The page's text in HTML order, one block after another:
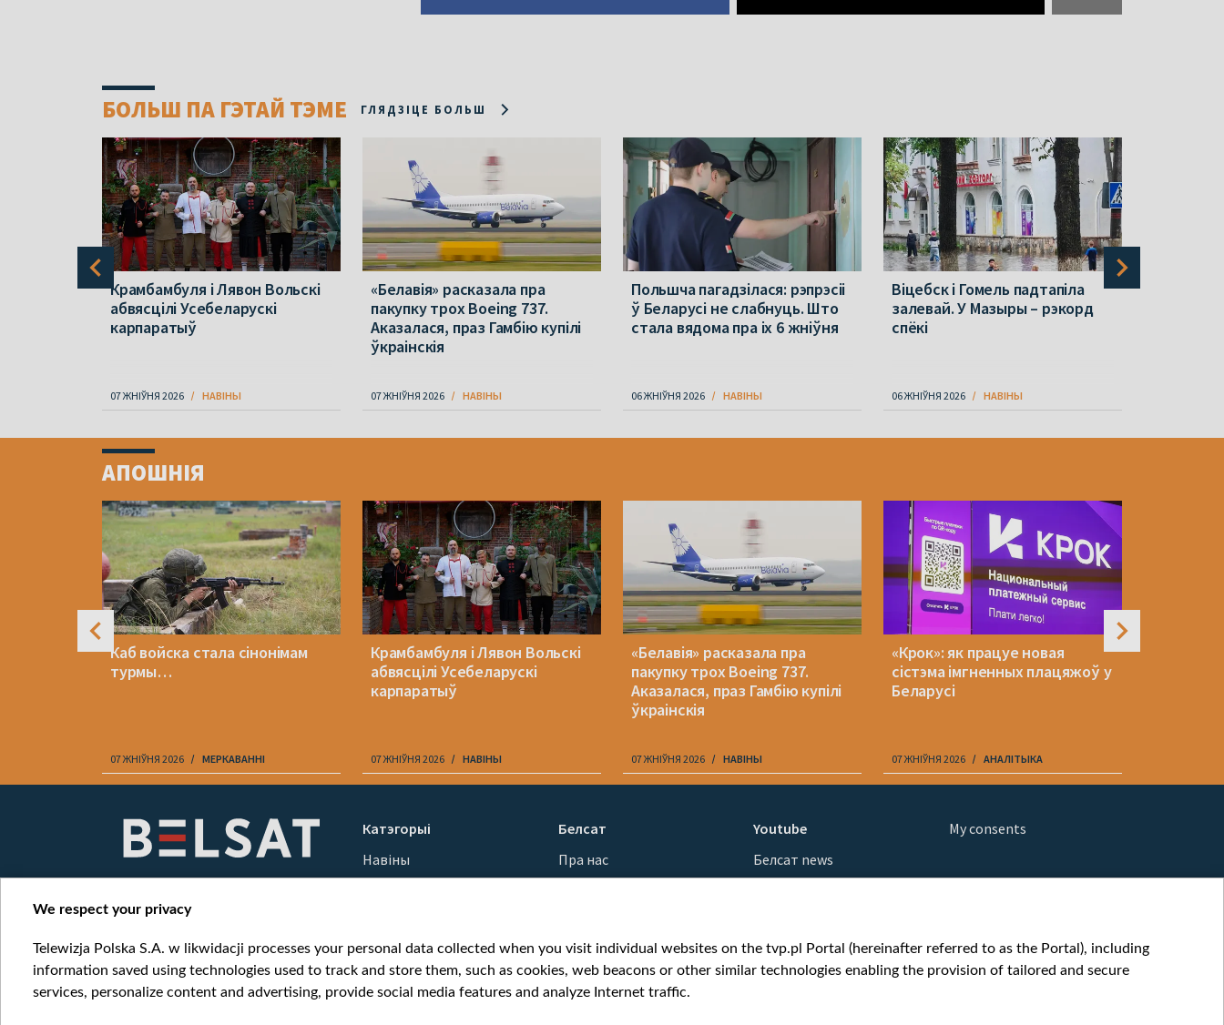
БОЛЬШ ПА ГЭТАЙ ТЭМЕ ГЛЯДЗІЦЕ БОЛЬШ
Крамбамбуля і Лявон Вольскі
абвясцілі Усебеларускі
карпаратыў
07 ЖНІЎНЯ 2026 НАВІНЫ
«Белавія» расказала пра
пакупку трох Boeing 737.
Аказалася, праз Гамбію купілі
ўкраінскія
07 ЖНІЎНЯ 2026 НАВІНЫ
Польшча пагадзілася: рэпрэсіі
ў Беларусі не слабнуць. Што
стала вядома пра іх 6 жніўня
06 ЖНІЎНЯ 2026 НАВІНЫ
Віцебск і Гомель падтапіла
залевай. У Мазыры – рэкорд
спёкі
06 ЖНІЎНЯ 2026 НАВІНЫ
ofАПОШНІЯ
Каб войска стала сінонімам
турмы…
07 ЖНІЎНЯ 2026 МЕРКАВАННI
Крамбамбуля і Лявон Вольскі
абвясцілі Усебеларускі
карпаратыў
07 ЖНІЎНЯ 2026 НАВІНЫ
«Белавія» расказала пра
пакупку трох Boeing 737.
Аказалася, праз Гамбію купілі
ўкраінскія
07 ЖНІЎНЯ 2026 НАВІНЫ
«Крок»: як працуе новая
сістэма імгненных плацяжоў у
Беларусі
07 ЖНІЎНЯ 2026 АНАЛІТЫКА
Катэгорыі
Навіны
Вайна
Белсат
Пра нас
Кантакты
Як нас глядзець
Узнагароды
Міжнародная супраца
Youtube
Белсат news
Белсат Shorts
Belsat English
Biełsat PL
My consents
We respect your privacy
Telewizja Polska S.A. w likwidacji processes your personal data collected when you visit individual websites on the tvp.pl Portal (hereinafter referred to as the Portal), including
information saved using technologies used to track and store them, such as cookies, web beacons or other similar technologies enabling the provision of tailored and secure
services, personalize content and advertising, provide social media features and analyze Internet traffic.